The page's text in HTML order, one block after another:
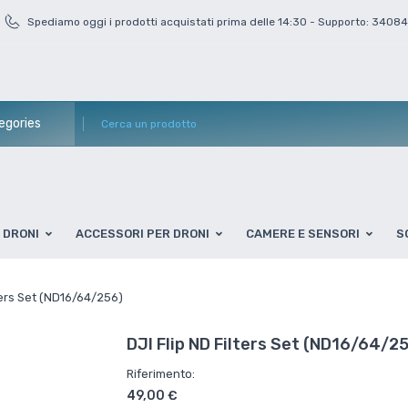
Spediamo oggi i prodotti acquistati prima delle 14:30 - Supporto:
DRONI ACCESSORI PER DRONI CAMERE E SENSORI
Set (ND16/64/256)
DJI Flip ND Filters Set (ND16/64/
Riferimento:
49,00 €